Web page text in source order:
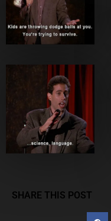
SHARE THIS POST